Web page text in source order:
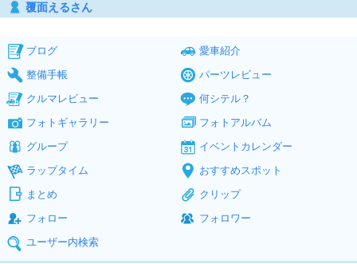
覆面えるさん
ブログ
愛車紹介
整備手帳
パーツレビュー
クルマレビュー
何シテル？
フォトギャラリー
フォトアルバム
グループ
イベントカレンダー
ラップタイム
おすすめスポット
まとめ
クリップ
フォロー
フォロワー
ユーザー内検索